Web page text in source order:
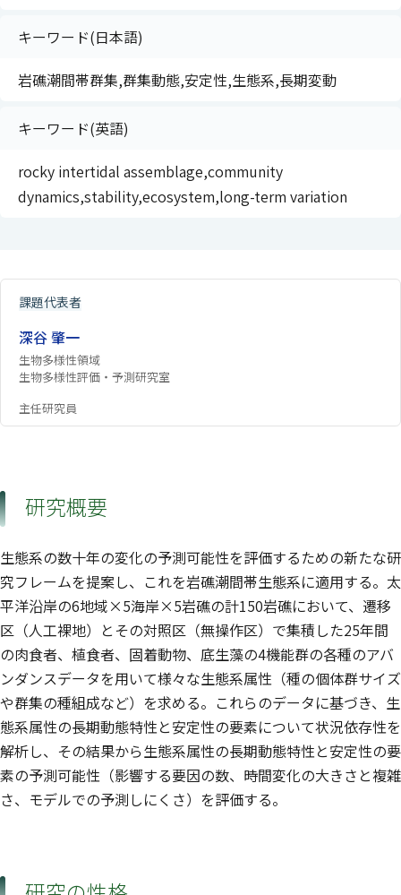
キーワード(日本語)
岩礁潮間帯群集,群集動態,安定性,生態系,長期変動
キーワード(英語)
rocky intertidal assemblage,community
dynamics,stability,ecosystem,long-term variation
課題代表者
深谷 肇一
生物多様性領域
生物多様性評価・予測研究室
主任研究員
研究概要
生態系の数十年の変化の予測可能性を評価するための新たな研
究フレームを提案し、これを岩礁潮間帯生態系に適用する。太
平洋沿岸の6地域×5海岸×5岩礁の計150岩礁において、遷移
区（人工裸地）とその対照区（無操作区）で集積した25年間
の肉食者、植食者、固着動物、底生藻の4機能群の各種のアバ
ンダンスデータを用いて様々な生態系属性（種の個体群サイズ
や群集の種組成など）を求める。これらのデータに基づき、生
態系属性の長期動態特性と安定性の要素について状況依存性を
解析し、その結果から生態系属性の長期動態特性と安定性の要
素の予測可能性（影響する要因の数、時間変化の大きさと複雑
さ、モデルでの予測しにくさ）を評価する。